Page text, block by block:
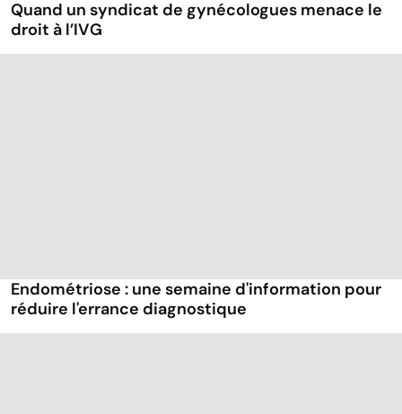
Quand un syndicat de gynécologues menace le
droit à l’IVG
Endométriose : une semaine d'information pour
réduire l'errance diagnostique